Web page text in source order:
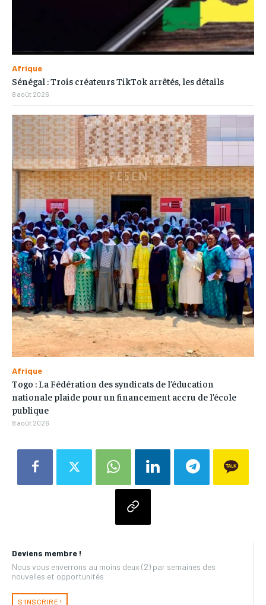
Deviens membre !
Nous vous enverrons au moins deux (2) par semaines des
nouvelles et opportunités
S'INSCRIRE !
Afrique
Sénégal : Trois créateurs TikTok arrêtés, les détails
8 août 2026
Afrique
Togo : La Fédération des syndicats de l’éducation
nationale plaide pour un financement accru de l’école
publique
8 août 2026